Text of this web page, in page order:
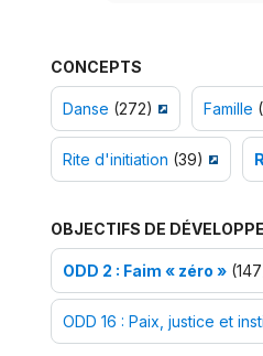
CONCEPTS
Danse (272) Famille
Rite d'initiation (39)
OBJECTIFS DE
ODD 2 : Faim « zéro »
ODD 16 : Paix, justice et